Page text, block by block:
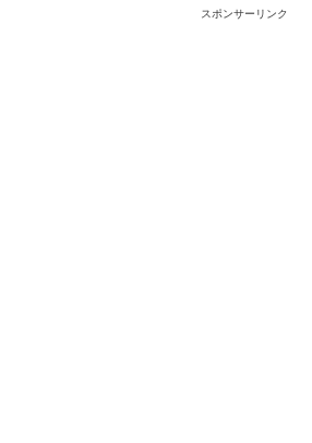
スポンサーリンク